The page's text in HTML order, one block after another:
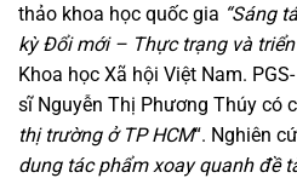
thảo khoa học quốc gia “Sáng
kỳ Đổi mới – Thực trạng và
Khoa học Xã hội Việt Nam.
sĩ Nguyễn Thị Phương Thúy có
thị trường ở TP HCM“. Nghiên
dung tác phẩm xoay quanh đề